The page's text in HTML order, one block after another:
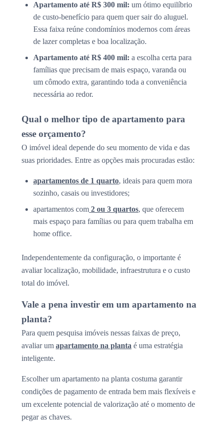
Apartamento até R$ 300 mil: um ótimo equilíbrio
de custo-benefício para quem quer sair do aluguel.
Essa faixa reúne condomínios modernos com áreas
de lazer completas e boa localização.
Apartamento até R$ 400 mil: a escolha certa para
famílias que precisam de mais espaço, varanda ou
um cômodo extra, garantindo toda a conveniência
necessária ao redor.
Qual o melhor tipo de apartamento para
esse orçamento?
O imóvel ideal depende do seu momento de vida e das
suas prioridades. Entre as opções mais procuradas estão:
apartamentos de 1 quarto, ideais para quem mora
sozinho, casais ou investidores;
apartamentos com 2 ou 3 quartos, que oferecem
mais espaço para famílias ou para quem trabalha em
home office.
Independentemente da configuração, o importante é
avaliar localização, mobilidade, infraestrutura e o custo
total do imóvel.
Vale a pena investir em um apartamento na
planta?
Para quem pesquisa imóveis nessas faixas de preço,
avaliar um apartamento na planta é uma estratégia
inteligente.
Escolher um apartamento na planta costuma garantir
condições de pagamento de entrada bem mais flexíveis e
um excelente potencial de valorização até o momento de
pegar as chaves.